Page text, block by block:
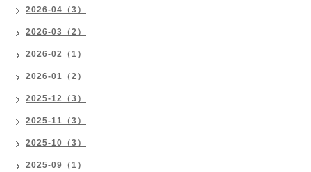
2026-04（3）
2026-03（2）
2026-02（1）
2026-01（2）
2025-12（3）
2025-11（3）
2025-10（3）
2025-09（1）